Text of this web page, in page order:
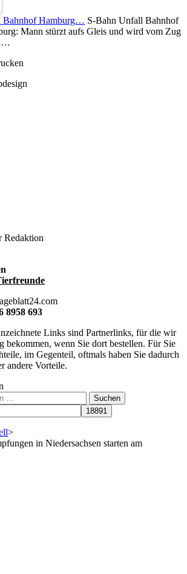
Bahnhof Hamburg… S-Bahn Unfall Bahnhof
Mann stürzt aufs Gleis und wird vom Zug
Redaktion
8958 693
Links sind Partnerlinks, für die wir
bekommen, wenn Sie dort bestellen. Für Sie
im Gegenteil, oftmals haben Sie dadurch
andere Vorteile.
>
in Niedersachsen starten am